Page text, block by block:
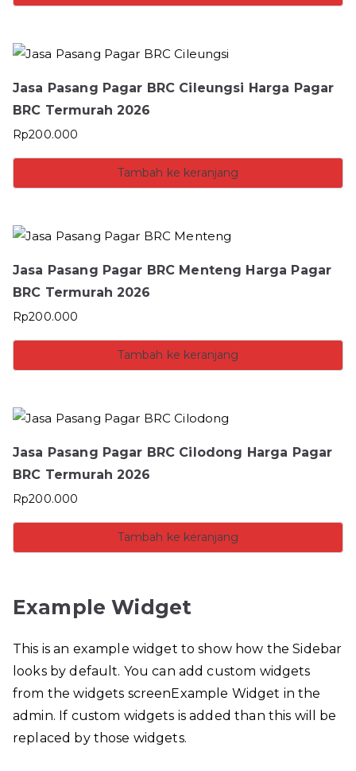
Jasa Pasang Pagar BRC Cileungsi Harga Pagar
BRC Termurah 2026
Rp200.000
Tambah ke keranjang
Jasa Pasang Pagar BRC Menteng Harga Pagar
BRC Termurah 2026
Rp200.000
Tambah ke keranjang
Jasa Pasang Pagar BRC Cilodong Harga Pagar
BRC Termurah 2026
Rp200.000
Tambah ke keranjang
Example Widget
This is an example widget to show how the Sidebar
looks by default. You can add custom widgets
from the widgets screenExample Widget in the
admin. If custom widgets is added than this will be
replaced by those widgets.